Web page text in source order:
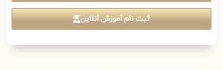
ثبت نام آموزش آنلاین